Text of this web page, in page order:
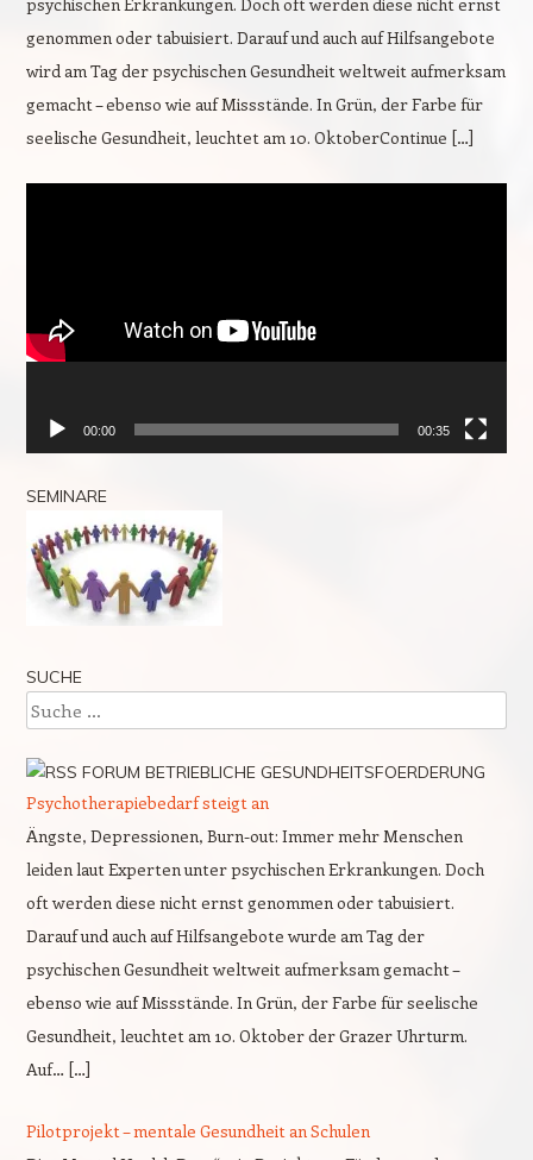
genommen oder tabuisiert. Darauf und auch auf Hilfsangebote
wird am Tag der psychischen Gesundheit weltweit aufmerksam
gemacht – ebenso wie auf Missstände. In Grün, der Farbe für
seelische Gesundheit, leuchtet am 10. OktoberContinue […]
00:00 00:35
SEMINARE
SUCHE
Suche
FORUM BETRIEBLICHE GESUNDHEITSFOERDERUNG
Psychotherapiebedarf steigt an
Ängste, Depressionen, Burn-out: Immer mehr Menschen
leiden laut Experten unter psychischen Erkrankungen. Doch
oft werden diese nicht ernst genommen oder tabuisiert.
Darauf und auch auf Hilfsangebote wurde am Tag der
psychischen Gesundheit weltweit aufmerksam gemacht –
ebenso wie auf Missstände. In Grün, der Farbe für seelische
Gesundheit, leuchtet am 10. Oktober der Grazer Uhrturm.
Auf… […]
Pilotprojekt – mentale Gesundheit an Schulen